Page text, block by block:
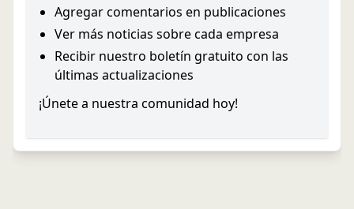
Agregar comentarios en publicaciones
Ver más noticias sobre cada empresa
Recibir nuestro boletín gratuito con las
últimas actualizaciones
¡Únete a nuestra comunidad hoy!